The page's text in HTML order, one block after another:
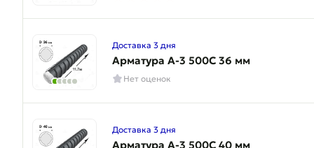
Доставка 3 дня
Арматура A-3 500C 36 мм
Нет оценок
Доставка 3 дня
Арматура A-3 500C 40 мм